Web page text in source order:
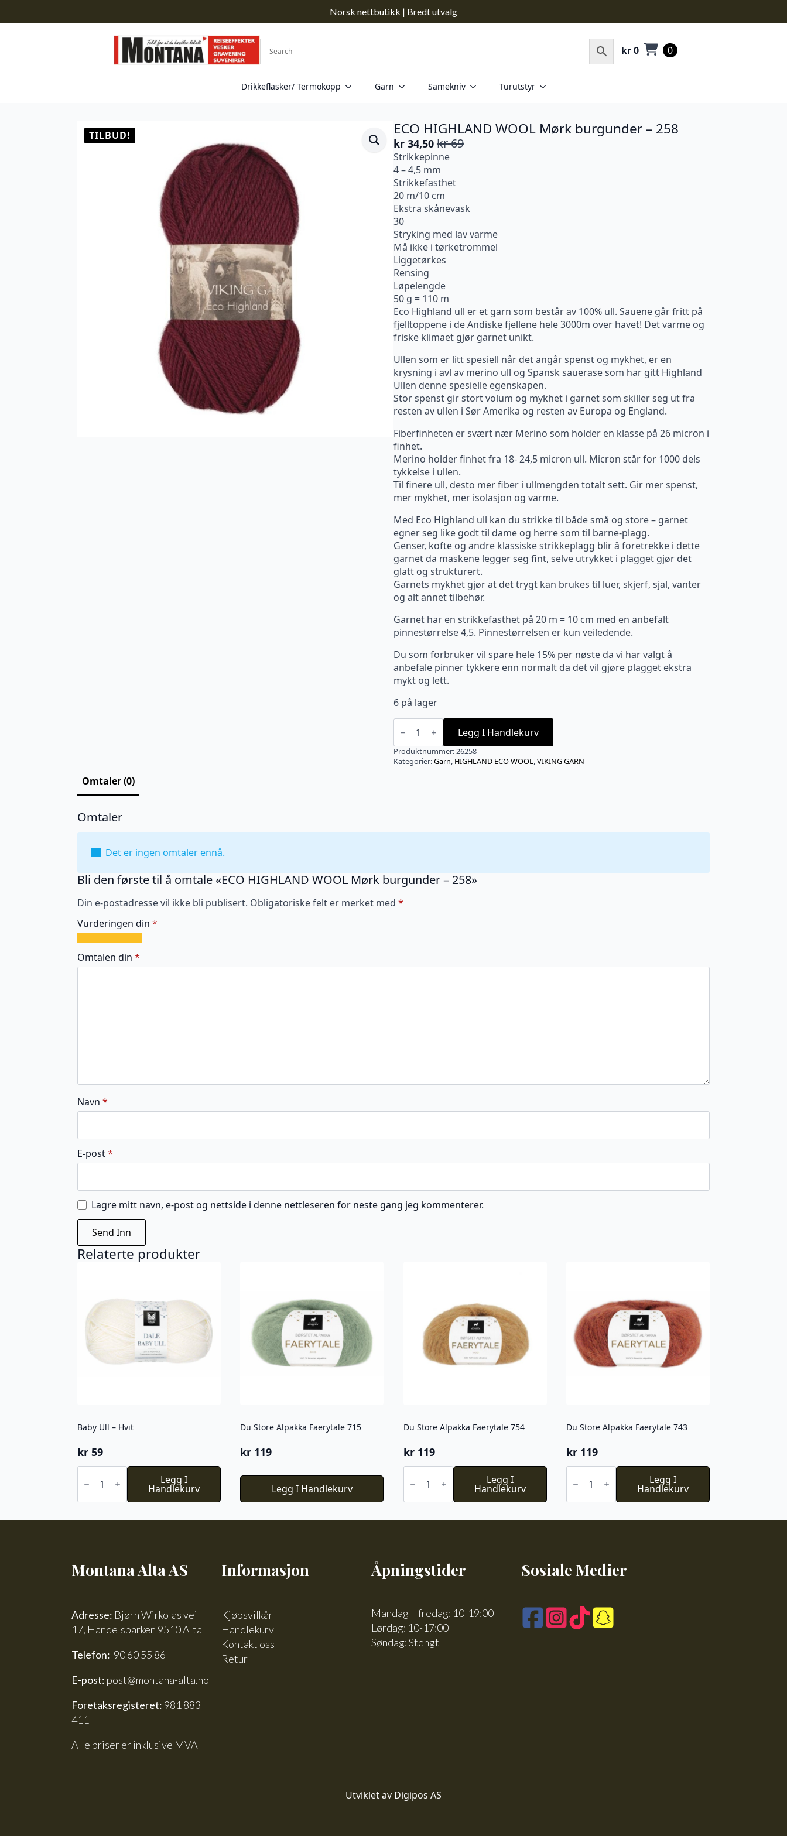
Norsk nettbutikk | Bredt utvalg
kr0 0
Drikkeflasker/ Termokopp Garn Samekniv Turutstyr
TILBUD! ECO HIGHLAND WOOL Mørk burgunder – 258
kr69
Opprinnelig
pris
var:
kr 69.
kr 34,50
Nåværende
pris
er:
kr 34,50.
Strikkepinne
4 – 4,5 mm
Strikkefasthet
20 m/10 cm
Ekstra skånevask
30
Stryking med lav varme
Må ikke i tørketrommel
Liggetørkes
Rensing
Løpelengde
50 g = 110 m
Eco Highland ull er et garn som består av 100% ull. Sauene går fritt på
fjelltoppene i de Andiske fjellene hele 3000m over havet! Det varme og
friske klimaet gjør garnet unikt.
Ullen som er litt spesiell når det angår spenst og mykhet, er en
krysning i avl av merino ull og Spansk sauerase som har gitt Highland
Ullen denne spesielle egenskapen.
Stor spenst gir stort volum og mykhet i garnet som skiller seg ut fra
resten av ullen i Sør Amerika og resten av Europa og England.
Fiberfinheten er svært nær Merino som holder en klasse på 26 micron i
finhet.
Merino holder finhet fra 18- 24,5 micron ull. Micron står for 1000 dels
tykkelse i ullen.
Til finere ull, desto mer fiber i ullmengden totalt sett. Gir mer spenst,
mer mykhet, mer isolasjon og varme.
Med Eco Highland ull kan du strikke til både små og store – garnet
egner seg like godt til dame og herre som til barne-plagg.
Genser, kofte og andre klassiske strikkeplagg blir å foretrekke i dette
garnet da maskene legger seg fint, selve utrykket i plagget gjør det
glatt og strukturert.
Garnets mykhet gjør at det trygt kan brukes til luer, skjerf, sjal, vanter
og alt annet tilbehør.
Garnet har en strikkefasthet på 20 m = 10 cm med en anbefalt
pinnestørrelse 4,5. Pinnestørrelsen er kun veiledende.
Du som forbruker vil spare hele 15% per nøste da vi har valgt å
anbefale pinner tykkere enn normalt da det vil gjøre plagget ekstra
mykt og lett.
6 på lager
ECO
HIGHLAND
Mørk
burgunder
Legg I Handlekurv
Produktnummer:26258
Kategorier:Garn, HIGHLAND ECO WOOL,VIKING GARN
Omtaler (0)
Omtaler
Det er ingen omtaler ennå.
Bli den første til å omtale «ECO HIGHLAND WOOL Mørk burgunder – 258»
Din e-postadresse vil ikke bli publisert. Obligatoriske felt er merket med *
Vurderingen din *
av
5
av
5
av
5
av
5
av
5
Omtalen din *
Navn *
E-post*
Lagre mitt navn, e-post og nettside i denne nettleseren for neste gang jeg kommenterer.
Relaterte produkter
Baby Ull – Hvit
kr 59
Baby
Hvit
Legg I
Handlekurv
Du Store Alpakka Faerytale 715
kr 119
Legg I Handlekurv
Du Store Alpakka Faerytale 754
kr119
Du
Store
Alpakka
Faerytale
antall
Legg I
Handlekurv
Du Store Alpakka Faerytale 743
kr 119
Du
Store
Alpakka
Faerytale
antall
Legg I
Handlekurv
Montana Alta AS
Adresse: Bjørn Wirkolas vei
17, Handelsparken 9510 Alta
Telefon: 90 60 55 86
E-post: post@montana-alta.no
Foretaksregisteret: 981 883
411
Alle priser er inklusive MVA
Informasjon
Kjøpsvilkår
Handlekurv
Kontakt oss
Retur
Åpningstider
Mandag – fredag: 10-19:00
Lørdag: 10-17:00
Søndag: Stengt
Sosiale Medier
Utviklet av Digipos AS